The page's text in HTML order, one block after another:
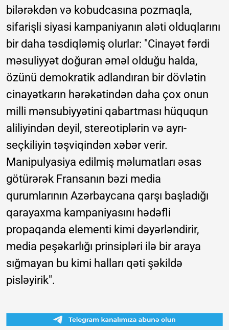
bilərəkdən və kobudcasına pozmaqla,
sifarişli siyasi kampaniyanın aləti olduqlarını
bir daha təsdiqləmiş olurlar: "Cinayət fərdi
məsuliyyət doğuran əməl olduğu halda,
özünü demokratik adlandıran bir dövlətin
cinayətkarın hərəkətindən daha çox onun
milli mənsubiyyətini qabartması hüququn
aliliyindən deyil, stereotiplərin və ayrı-
seçkiliyin təşviqindən xəbər verir.
Manipulyasiya edilmiş məlumatları əsas
götürərək Fransanın bəzi media
qurumlarının Azərbaycana qarşı başladığı
qarayaxma kampaniyasını hədəfli
propaqanda elementi kimi dəyərləndirir,
media peşəkarlığı prinsipləri ilə bir araya
sığmayan bu kimi halları qəti şəkildə
pisləyirik".